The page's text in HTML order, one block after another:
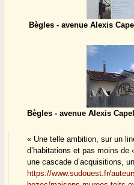
Bègles - avenue Alexis
Bègles - avenue Alexis
« Une telle ambition, sur un
d’habitations et pas moins
une cascade d’acquisitions,
https://www.sudouest.fr/